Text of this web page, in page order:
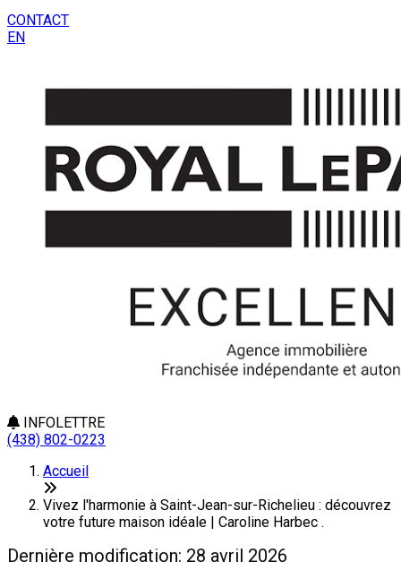
CONTACT
EN
INFOLETTRE
(438) 802-0223
Accueil
Vivez l'harmonie à Saint-Jean-sur-Richelieu : découvrez
votre future maison idéale | Caroline Harbec .
Dernière modification: 28 avril 2026